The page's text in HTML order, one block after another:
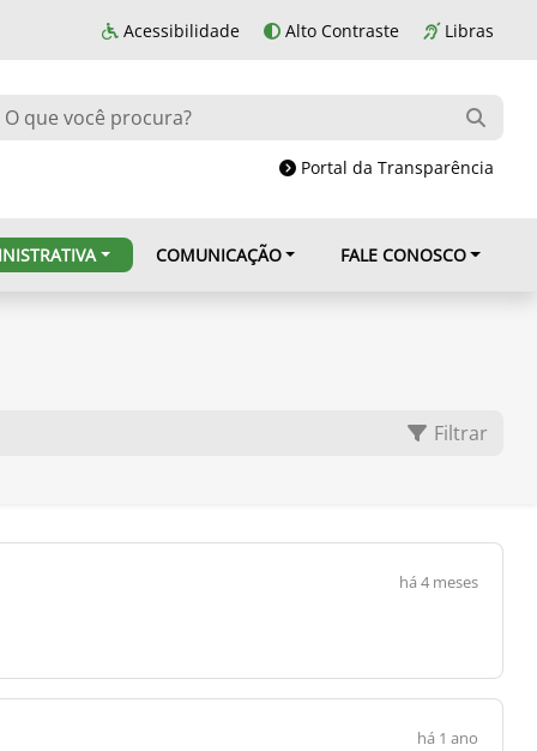
Acessibilidade Alto Contraste Libras
Portal da Transparência
COMUNICAÇÃO FALE CONOSCO
Filtrar
há 4 meses
há 1 ano